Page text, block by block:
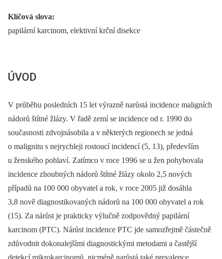
Klíčová slova:
papilární karcinom, elektivní krční disekce
ÚVOD
V průběhu posledních 15 let výrazně narůstá incidence maligních
nádorů štítné žlázy. V řadě zemí se incidence od r. 1990 do
současnosti zdvojnásobila a v některých regionech se jedná
o malignitu s nejrychleji rostoucí incidencí (5, 13), především
u ženského pohlaví. Zatímco v roce 1996 se u žen pohybovala
incidence zhoubných nádorů štítné žlázy okolo 2,5 nových
případů na 100 000 obyvatel a rok, v roce 2005 již dosáhla
3,8 nově diagnostikovaných nádorů na 100 000 obyvatel a rok
(15). Za nárůst je prakticky výlučně zodpovědný papilární
karcinom (PTC). Nárůst incidence PTC jde samozřejmě částečně
zdůvodnit dokonalejšími diagnostickými metodami a častější
detekcí mikrokarcinomů, nicméně narůstá také prevalence